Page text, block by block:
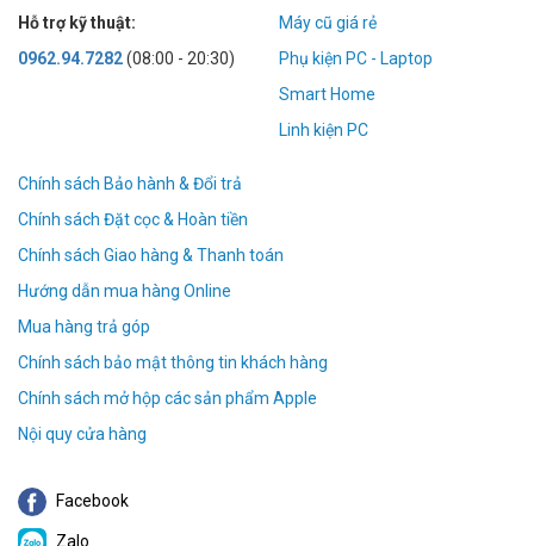
Hỗ trợ kỹ thuật:
0962.94.7282(08:00 - 20:30)
Máy cũ giá rẻ
Phụ kiện PC - Laptop
Smart Home
Linh kiện PC
Chính sách Bảo hành & Đổi trả
Chính sách Đặt cọc & Hoàn tiền
Chính sách Giao hàng & Thanh toán
Hướng dẫn mua hàng Online
Mua hàng trả góp
Chính sách bảo mật thông tin khách hàng
Chính sách mở hộp các sản phẩm Apple
Nội quy cửa hàng
Facebook
Zalo